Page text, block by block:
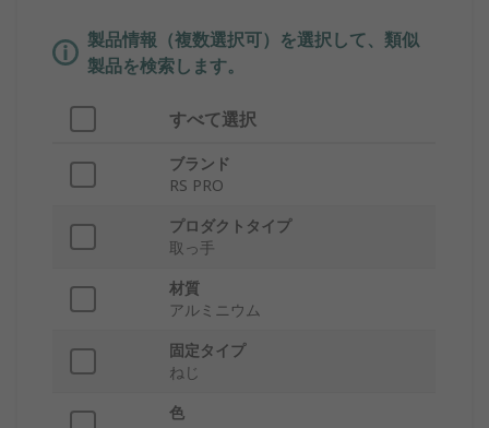
製品情報（複数選択可）を選択して、類似
製品を検索します。
すべて選択
ブランド
RS PRO
プロダクトタイプ
取っ手
材質
アルミニウム
固定タイプ
ねじ
色